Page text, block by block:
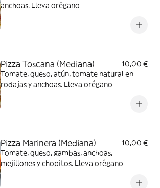
anchoas. Lleva orégano
Pizza Toscana (Mediana)
10,00 €
Tomate, queso, atún, tomate natural en
rodajas y anchoas. Lleva orégano
Pizza Marinera (Mediana)
10,00 €
Tomate, queso, gambas, anchoas,
mejillones y chopitos. Lleva orégano